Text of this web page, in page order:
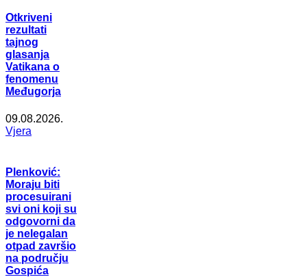
Otkriveni
rezultati
tajnog
glasanja
Vatikana o
fenomenu
Međugorja
09.08.2026.
Vjera
Plenković:
Moraju biti
procesuirani
svi oni koji su
odgovorni da
je nelegalan
otpad završio
na području
Gospića